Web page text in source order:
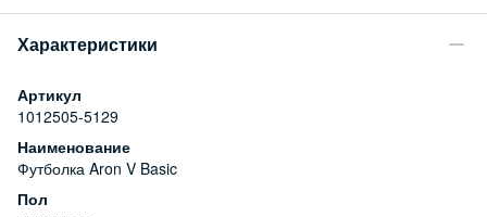
Характеристики
Артикул
1012505-5129
Наименование
Футболка Aron V Basic
Пол